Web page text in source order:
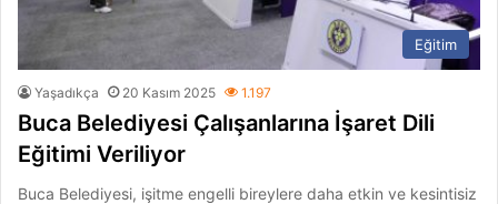
Eğitim
Yaşadıkça 20 Kasım 2025 1.197
Buca Belediyesi Çalışanlarına İşaret Dili
Eğitimi Veriliyor
Buca Belediyesi, işitme engelli bireylere daha etkin ve kesintisiz